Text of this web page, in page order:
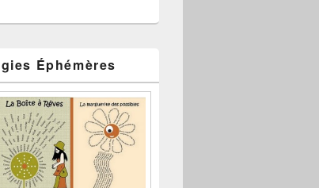
Éphémères